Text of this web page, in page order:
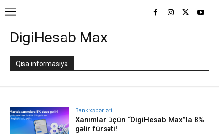
DigiHesab Max
Qisa informasiya
Bank xəbərləri
Xanımlar üçün “DigiHesab Max”la 8%
gəlir fürsəti!